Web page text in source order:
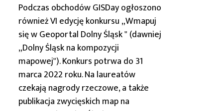
Podczas obchodów GISDay ogłoszono
również VI edycję konkursu „Wmapuj
się w Geoportal Dolny Śląsk" (dawniej
„Dolny Śląskna kompozycji
mapowej"). Konkurs potrwa do 31
marca 2022 roku. Na laureatów
czekają nagrody rzeczowe, a także
publikacja zwycięskich map na